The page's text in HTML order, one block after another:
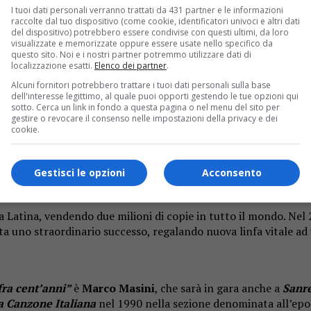
qui in gara con una delle perle della sua discografia
Daniele SilvestriconArgentovivodiSanremo 2019
,
l’arrangiamento di
Massimo Luca
soprattutto per lo show sanremese, come quello del
con un treno che simboleggia la morte, sottintendendo
ad ipotizzare anche la possibilità di mettere fine alla sua
è valido e Grignani conquista il pubblico con un indubbio
posto. Ma il grande successo arriverà dopo la
italiane e non solo.
vendendo due milioni di copie in tutto il mondo. Nel
uno straordinario successo, regalando nuova linfa vitale
cent’anni”èMarco Masini, che sarà in gara anche a
Canzone Italiana nel 1990 nella sezione denominata
I tuoi dati personali verranno trattati da 431 partner e le informazioni
raccolte dal tuo dispositivo (come cookie, identificatori univoci e altri dati
del dispositivo) potrebbero essere condivise con questi ultimi, da loro
visualizzate e memorizzate oppure essere usate nello specifico da
questo sito. Noi e i nostri partner potremmo utilizzare dati di
localizzazione esatti. Elenco dei partner.
Alcuni fornitori potrebbero trattare i tuoi dati personali sulla base
dell'interesse legittimo, al quale puoi opporti gestendo le tue opzioni qui
sotto. Cerca un link in fondo a questa pagina o nel menu del sito per
gestire o revocare il consenso nelle impostazioni della privacy e dei
cookie.
Acconsento
Gestisci le opzioni